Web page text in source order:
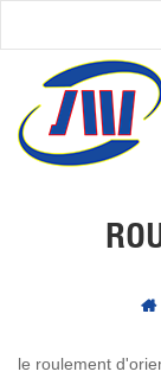
le roulement